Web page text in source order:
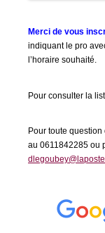
Merci de vous
indiquant le pro
l’horaire souhaité.
Pour consulter la
Pour toute
au 0611842285 ou